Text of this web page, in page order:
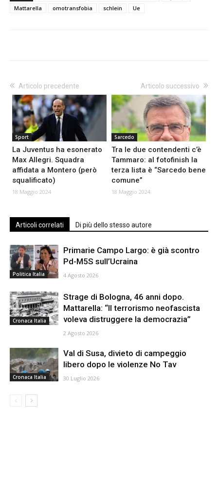
Mattarella
omotransfobia schlein Ue
Articolo precedente
Sport
La Juventus ha esonerato
Max Allegri. Squadra
affidata a Montero (però
squalificato)
18 Maggio 2024
Articolo successivo
Sarcedo
Tra le due contendenti c’è
Tammaro: al fotofinish la
terza lista è “Sarcedo bene
comune”
18 Maggio 2024
Articoli correlati Di più dello stesso autore
Politica Italia
Primarie Campo Largo: è già scontro
Pd-M5S sull’Ucraina
4 Agosto 2026
Cronaca Italia
Strage di Bologna, 46 anni dopo.
Mattarella: “Il terrorismo neofascista
voleva distruggere la democrazia”
2 Agosto 2026
Cronaca Italia
Val di Susa, divieto di campeggio
libero dopo le violenze No Tav
30 Luglio 2026